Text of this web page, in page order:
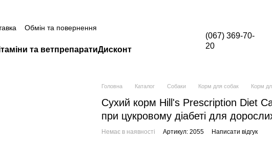
Обмін та повернення
та ветпрепаратиДисконт
(067) 369-70-
20
Головна Каталог Собаки Корм для собак Корм
Сухий корм Hill's Prescription Diet
при цукровому діабеті для
Немає в наявності Артикул: 2055 Написати відгук